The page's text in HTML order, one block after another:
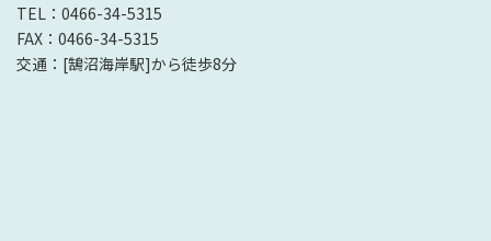
TEL：0466-34-5315
FAX：0466-34-5315
交通：[鵠沼海岸駅]から徒歩8分